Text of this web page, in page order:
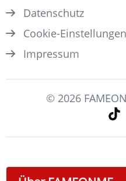
Datenschutz
Cookie-Einstellungen
Impressum
© 2026